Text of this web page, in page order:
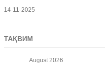
14-11-2025
ТАҚВИМ
August 2026